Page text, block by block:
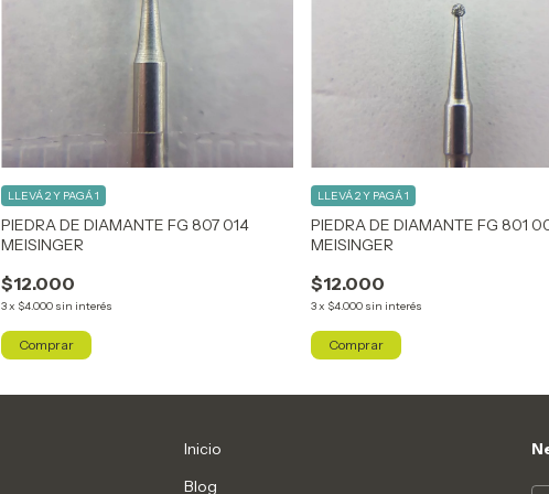
PIEDRA DE DIAMANTE FG 807 014
MEISINGER
$12.000
3x $4.000 sin interés
LLEVÁ 2 Y PAGÁ 1
PIEDRA DE DIAMANTE FG 801
MEISINGER
$12.000
3x $4.000 sin interés
LLEVÁ 2 Y PAGÁ 1
Inicio
Blog